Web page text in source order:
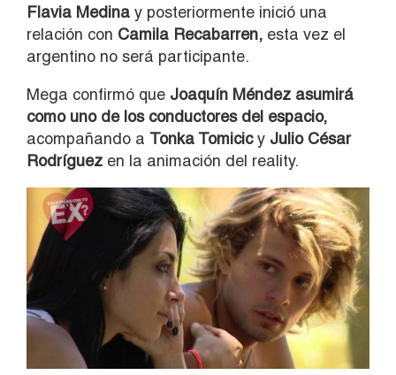
Flavia Medina y posteriormente inició una
relación con Camila Recabarren, esta vez el
argentino no será participante.
Mega confirmó que Joaquín Méndez asumirá
como uno de los conductores del espacio,
acompañando a Tonka Tomicicy Julio César
Rodríguez en la animación del reality.